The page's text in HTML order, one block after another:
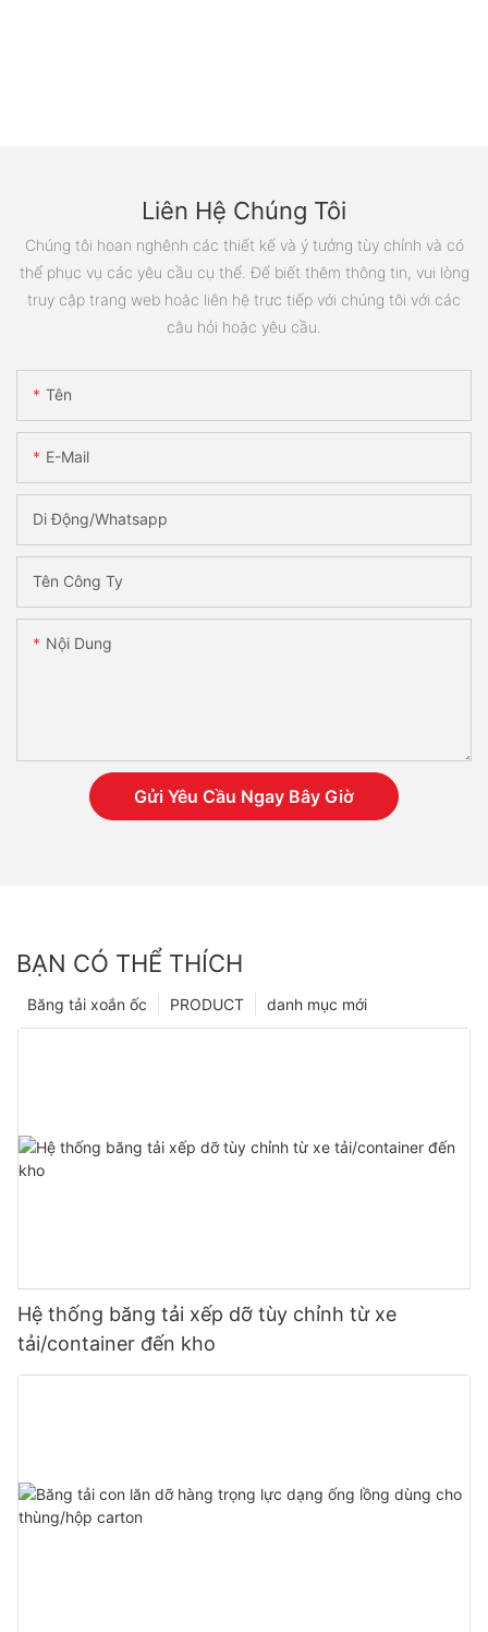
Liên Hệ Chúng Tôi
Chúng tôi hoan nghênh các thiết kế và ý tưởng tùy chỉnh và có
thể phục vụ các yêu cầu cụ thể. Để biết thêm thông tin, vui lòng
truy cập trang web hoặc liên hệ trực tiếp với chúng tôi với các
câu hỏi hoặc yêu cầu.
Tên
E-Mail
Di Động/Whatsapp
Tên Công Ty
Nội Dung
Gửi Yêu Cầu Ngay Bây Giờ
BẠN CÓ THỂ THÍCH
danh mục mới
PRODUCT
Băng tải xoắn ốc
Hệ thống băng tải xếp dỡ tùy chỉnh từ xe
tải/container đến kho